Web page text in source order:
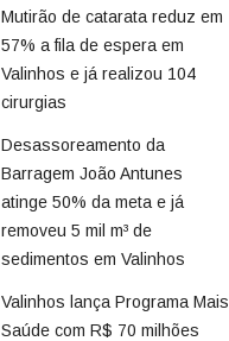
Mutirão de catarata reduz em
57% a fila de espera em
Valinhos e já realizou 104
cirurgias
Desassoreamento da
Barragem João Antunes
atinge 50% da meta e já
removeu 5 mil m³ de
sedimentos em Valinhos
Valinhos lança Programa Mais
Saúde com R$ 70 milhões